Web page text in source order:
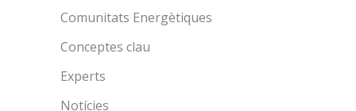
Comunitats Energètiques
Conceptes clau
Experts
Notícies